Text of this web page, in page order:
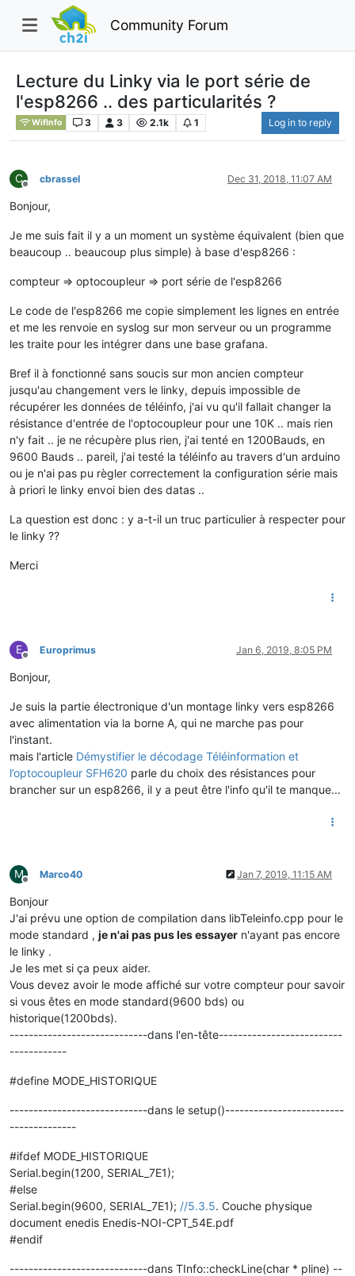
Community Forum
Lecture du Linky via le port série de
l'esp8266 .. des particularités ?
WifInfo 3 3 2.1k 1 Log in to reply
C
Offline
cbrassel Dec 31, 2018, 11:07 AM
Bonjour,
Je me suis fait il y a un moment un système équivalent (bien que
beaucoup .. beaucoup plus simple) à base d'esp8266 :
compteur => optocoupleur => port série de l'esp8266
Le code de l'esp8266 me copie simplement les lignes en entrée
et me les renvoie en syslog sur mon serveur ou un programme
les traite pour les intégrer dans une base grafana.
Bref il à fonctionné sans soucis sur mon ancien compteur
jusqu'au changement vers le linky, depuis impossible de
récupérer les données de téléinfo, j'ai vu qu'il fallait changer la
résistance d'entrée de l'optocoupleur pour une 10K .. mais rien
n'y fait .. je ne récupère plus rien, j'ai tenté en 1200Bauds, en
9600 Bauds .. pareil, j'ai testé la téléinfo au travers d'un arduino
ou je n'ai pas pu règler correctement la configuration série mais
à priori le linky envoi bien des datas ..
La question est donc : y a-t-il un truc particulier à respecter pour
le linky ??
Merci
E
Offline
Europrimus Jan 6, 2019, 8:05 PM
Bonjour,
Je suis la partie électronique d'un montage linky vers esp8266
avec alimentation via la borne A, qui ne marche pas pour
l'instant.
mais l'article Démystifier le décodage Téléinformation et
l’optocoupleur SFH620 parle du choix des résistances pour
brancher sur un esp8266, il y a peut être l'info qu'il te manque...
M
Offline
Marco40 Jan 7, 2019, 11:15 AM
Bonjour
J'ai prévu une option de compilation dans libTeleinfo.cpp pour le
mode standard , je n'ai pas pus les essayer n'ayant pas encore
le linky .
Je les met si ça peux aider.
Vous devez avoir le mode affiché sur votre compteur pour savoir
si vous êtes en mode standard(9600 bds) ou
historique(1200bds).
-----------------------------dans l'en-tête--------------------------
------------
#define MODE_HISTORIQUE
-----------------------------dans le setup()-------------------------
--------------
#ifdef MODE_HISTORIQUE
Serial.begin(1200, SERIAL_7E1);
#else
Serial.begin(9600, SERIAL_7E1); //5.3.5. Couche physique
document enedis Enedis-NOI-CPT_54E.pdf
#endif
-----------------------------dans TInfo::checkLine(char * pline) --